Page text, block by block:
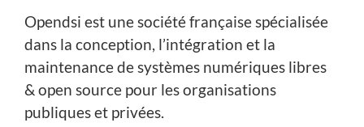
Opendsi est une société française spécialisée
dans la conception, l’intégration et la
maintenance de systèmes numériques libres
& open source pour les organisations
publiques et privées.